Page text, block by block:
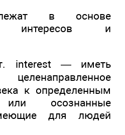
лежат в основе
интересов и
interest — иметь
к определенным
или осознанные
для людей